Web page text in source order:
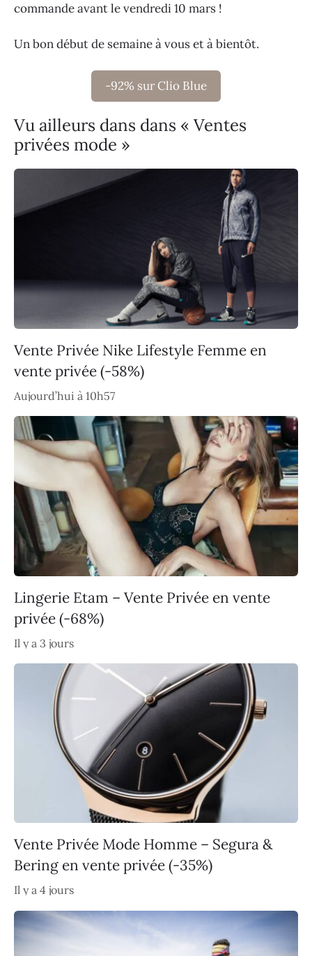
commande avant le vendredi 10 mars !
Un bon début de semaine à vous et à bientôt.
-92% sur Clio Blue
Vu ailleurs dans dans « Ventes
privées mode »
Vente Privée Nike Lifestyle Femme en
vente privée (-58%)
Aujourd’hui à 10h57
Lingerie Etam – Vente Privée en vente
privée (-68%)
Il y a 3 jours
Vente Privée Mode Homme – Segura &
Bering en vente privée (-35%)
Il y a 4 jours